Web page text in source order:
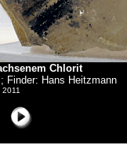
Chlorit
Finder: Hans Heitzmann